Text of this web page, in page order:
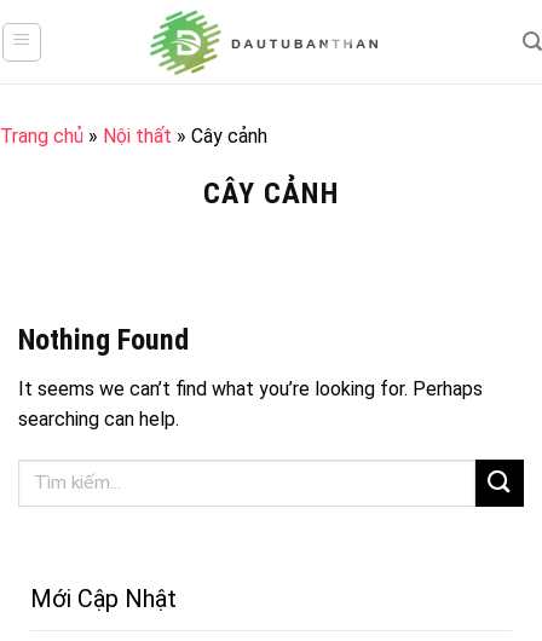
to
Trang chủ » Nội thất » Cây cảnh
CÂY CẢNH
Nothing Found
It seems we can’t find what you’re looking for. Perhaps
searching can help.
Mới Cập Nhật